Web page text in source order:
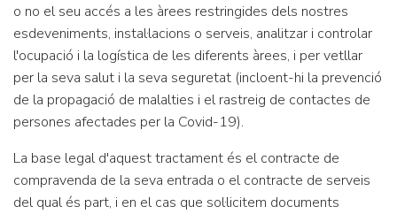
o no el seu accés a les àrees restringides dels nostres
esdeveniments, instal·lacions o serveis, analitzar i controlar
l'ocupació i la logística de les diferents àrees, i per vetllar
per la seva salut i la seva seguretat (incloent-hi la prevenció
de la propagació de malalties i el rastreig de contactes de
persones afectades per la Covid-19).
La base legal d'aquest tractament és el contracte de
compravenda de la seva entrada o el contracte de serveis
del qual és part, i en el cas que sol·licitem documents